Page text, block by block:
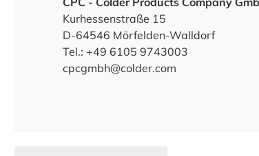
Kurhessenstraße 15
D-64546 Mörfelden-Walldorf
Tel.: +49 6105 9743003
cpcgmbh@colder.com